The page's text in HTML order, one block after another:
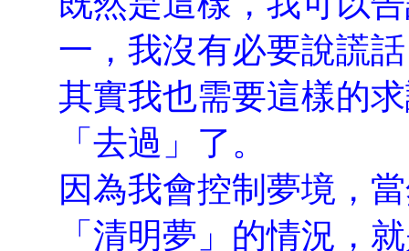
一，我沒有必要說謊
其實我也需要這樣的
「去過」了。
因為我會控制夢境，
「清明夢」的情況，